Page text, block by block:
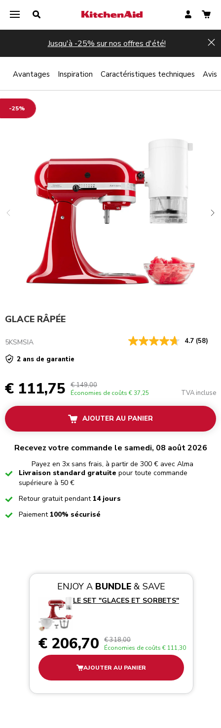
Jusqu'à -25% sur nos offres d'été!
-25%
GLACE RÂPÉE
5KSMSIA 4.7 (58)
2 ans de garantie
€ 111,75 € 149,00
Économies de coûts € 37,25 TVA incluse
AJOUTER AU PANIER
Recevez votre commande le samedi, 08 août 2026
Payez en 3x sans frais, à partir de 300 € avec Alma
CheckedLivraison standard gratuite pour toute commande
supérieure à 50 €
CheckedRetour gratuit pendant 14 jours
CheckedPaiement 100% sécurisé
ENJOY A BUNDLE& SAVE
LE SET "GLACES ET SORBETS"
€ 206,70 € 318,00
Économies de coûts € 111,30
AJOUTER AU PANIER
Avantages Inspiration Caractéristiques techniques Avis